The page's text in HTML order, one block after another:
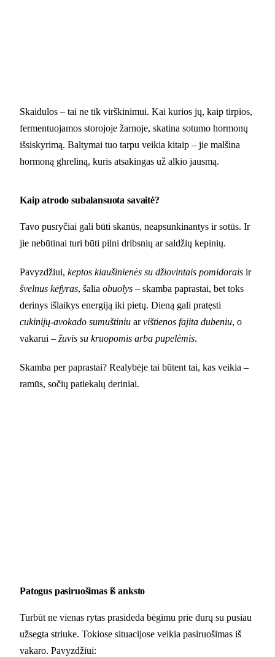
Skaidulos – tai ne tik virškinimui. Kai kurios jų, kaip tirpios,
fermentuojamos storojoje žarnoje, skatina sotumo hormonų
išsiskyrimą. Baltymai tuo tarpu veikia kitaip – jie malšina
hormoną ghreliną, kuris atsakingas už alkio jausmą.
Kaip atrodo subalansuota savaitė?
Tavo pusryčiai gali būti skanūs, neapsunkinantys ir sotūs. Ir
jie nebūtinai turi būti pilni dribsnių ar saldžių kepinių.
Pavyzdžiui, keptos kiaušinienės su džiovintais pomidorais ir
švelnus kefyras, šalia obuolys – skamba paprastai, bet toks
derinys išlaikys energiją iki pietų. Dieną gali pratęsti
cukinijų-avokado sumuštiniu arvištienos fajita dubeniu, o
vakarui – žuvis su kruopomis arba pupelėmis.
Skamba per paprastai? Realybėje tai būtent tai, kas veikia –
ramūs, sočių patiekalų deriniai.
Patogus pasiruošimas iš anksto
Turbūt ne vienas rytas prasideda bėgimu prie durų su pusiau
užsegta striuke. Tokiose situacijose veikia pasiruošimas iš
vakaro. Pavyzdžiui: